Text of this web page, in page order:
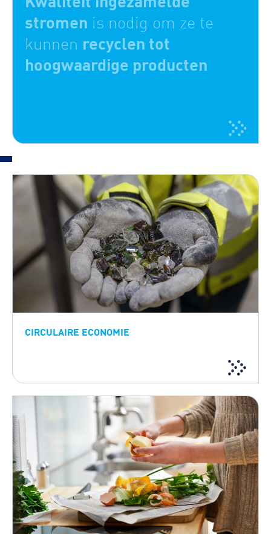
stromen is nodig om ze te
kunnen recyclen tot
hoogwaardige producten
CIRCULAIRE ECONOMIE